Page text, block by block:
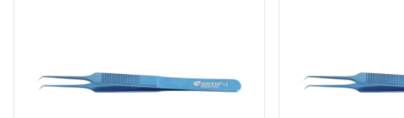
Op aanvraag aanpasbaar in zachtheid- of